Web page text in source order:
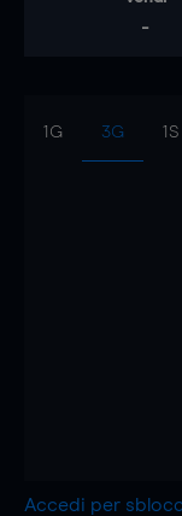
-
1G 3G 1S
Accedi per